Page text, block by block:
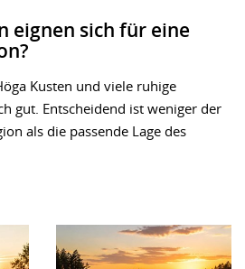
eignen sich für eine
Kusten und viele ruhige
gut. Entscheidend ist weniger der
als die passende Lage des